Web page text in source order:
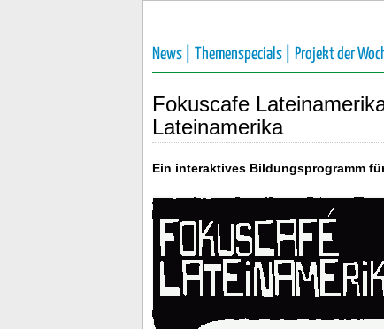
News | Themenspecials | Projekt der
Fokuscafe
Lateinamerika
Ein interaktives Bildungsprogramm